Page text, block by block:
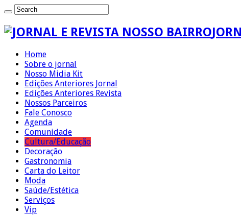
Home
Sobre o jornal
Nosso Midia Kit
Edições Anteriores Jornal
Edições Anteriores Revista
Nossos Parceiros
Fale Conosco
Agenda
Comunidade
Cultura/Educação
Decoração
Gastronomia
Carta do Leitor
Moda
Saúde/Estética
Serviços
Vip